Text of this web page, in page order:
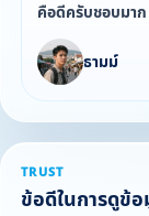
คือดีครับชอบมา
ธามม์
TRUST
ข้อดีในการดูข้อ